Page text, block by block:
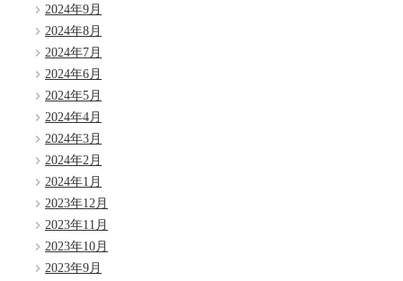
2024年9月
2024年8月
2024年7月
2024年6月
2024年5月
2024年4月
2024年3月
2024年2月
2024年1月
2023年12月
2023年11月
2023年10月
2023年9月